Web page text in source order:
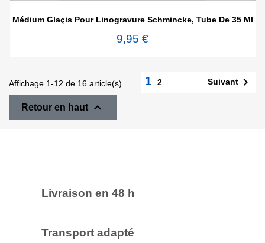
Médium Glaçis Pour Linogravure Schmincke, Tube De 35 Ml
9,95 €
Affichage 1-12 de 16 article(s) 1 2 Suivant 
Retour en haut 
Livraison en 48 h
Transport adapté